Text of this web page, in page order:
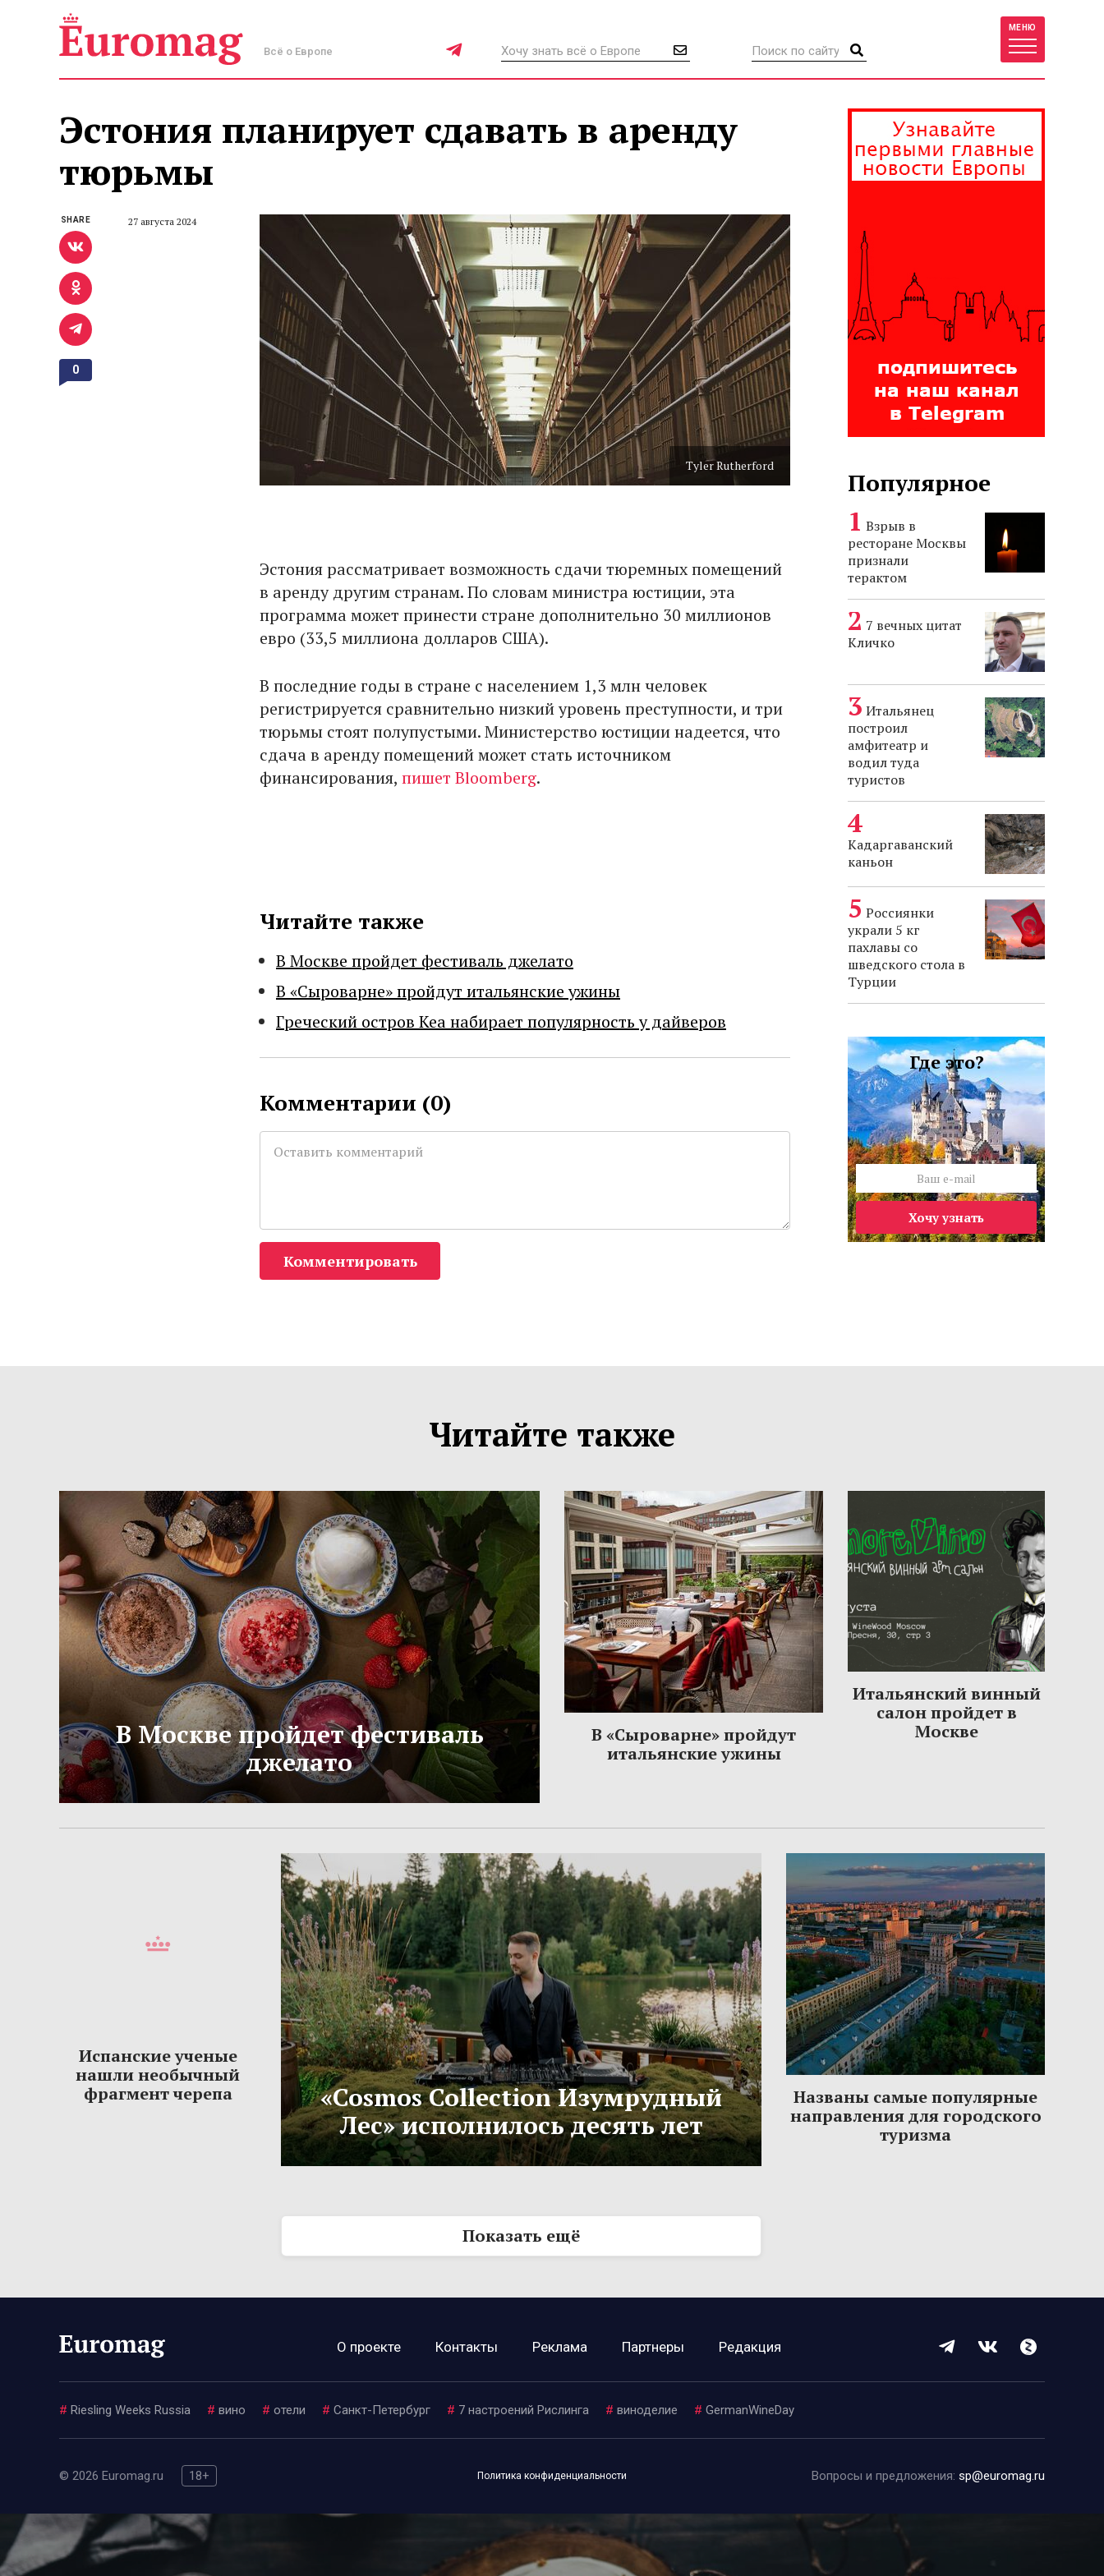
Всё о Европе
МЕНЮ
Эстония планирует сдавать в аренду
тюрьмы
27 августа 2024
Tyler Rutherford
Эстония рассматривает возможность сдачи тюремных помещений
в аренду другим странам. По словам министра юстиции, эта
программа может принести стране дополнительно 30 миллионов
евро (33,5 миллиона долларов США).
В последние годы в стране с населением 1,3 млн человек
регистрируется сравнительно низкий уровень преступности, и три
тюрьмы стоят полупустыми. Министерство юстиции надеется, что
сдача в аренду помещений может стать источником
финансирования, пишет Bloomberg.
Читайте также
В Москве пройдет фестиваль джелато
В «Сыроварне» пройдут итальянские ужины
Греческий остров Кеа набирает популярность у дайверов
SHARE
0
Комментарии (0)
Комментировать
Популярное
Взрыв в
ресторане Москвы
признали
терактом
7 вечных цитат
Кличко
Итальянец
построил
амфитеатр и
водил туда
туристов
Кадаргаванский
каньон
Россиянки
украли 5 кг
пахлавы со
шведского стола в
Турции
Где это?
Хочу узнать
Читайте также
В Москве пройдет фестиваль
джелато
В «Сыроварне» пройдут
итальянские ужины
Итальянский винный
салон пройдет в
Москве
Испанские ученые
нашли необычный
фрагмент черепа
«Cosmos Collection Изумрудный
Лес» исполнилось десять лет
Названы самые популярные
направления для городского
туризма
Показать ещё
О проекте Контакты Реклама Партнеры Редакция
# Riesling Weeks Russia # вино # отели # Санкт-Петербург # 7 настроений Рислинга # виноделие # GermanWineDay
© 2026 Euromag.ru 18+ Политика конфиденциальности Вопросы и предложения: sp@euromag.ru